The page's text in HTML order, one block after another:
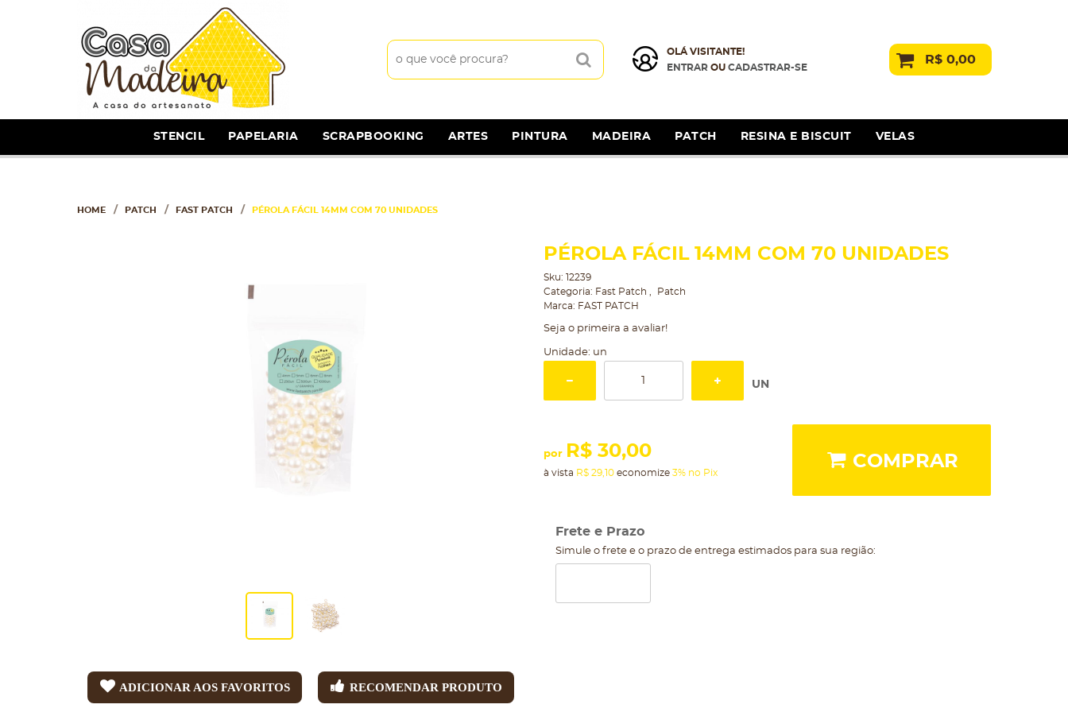
OLÁ VISITANTE!
ENTRAROU CADASTRAR-SE
R$ 0,00
STENCIL PAPELARIA SCRAPBOOKING ARTES PINTURA MADEIRA PATCH RESINA E BISCUIT VELAS
HOME PATCH FAST PATCH PÉROLA FÁCIL 14MM COM 70 UNIDADES
ADICIONAR AOS FAVORITOS RECOMENDAR PRODUTO
PÉROLA FÁCIL 14MM COM 70 UNIDADES
Sku: 12239
Categoria: Fast Patch
Patch
Marca: FAST PATCH
Seja o primeira a avaliar!
Unidade: un
UN
por R$ 30,00
à vista R$ 29,10economize 3% no Pix
COMPRAR
Frete e Prazo
Simule o frete e o prazo de entrega estimados para sua região: